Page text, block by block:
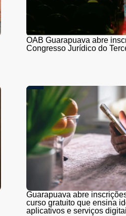
OAB Guarapuava abre
Congresso Jurídico do
Guarapuava abre
curso gratuito que ensina
aplicativos e serviços